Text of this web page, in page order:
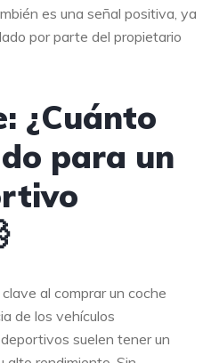
es una señal positiva, ya
por parte del propietario
¿Cuánto
para un
al comprar un coche
de los vehículos
suelen tener un